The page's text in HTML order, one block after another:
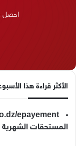
احصل
الأكثر قراءة هذا
المستحقات